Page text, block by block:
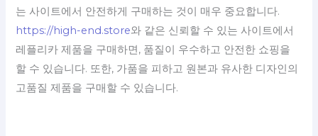
는 사이트에서 안전하게 구매하는 것이 매우 중요합니다.
https://high-end.store와 같은 신뢰할 수 있는 사이트에서
레플리카 제품을 구매하면, 품질이 우수하고 안전한 쇼핑을
할 수 있습니다. 또한, 가품을 피하고 원본과 유사한 디자인의
고품질 제품을 구매할 수 있습니다.